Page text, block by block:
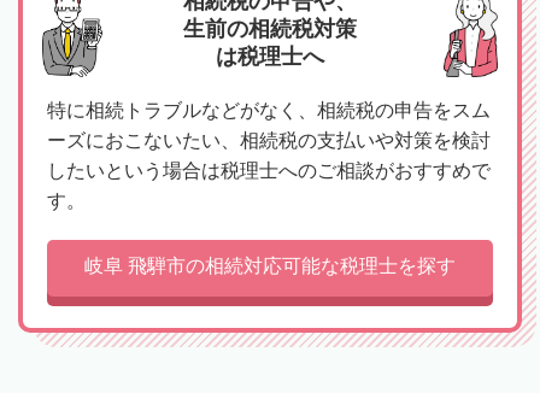
生前の相続税対策
は税理士へ
特に相続トラブルなどがなく、相続税の申告をスム
ーズにおこないたい、相続税の支払いや対策を検討
したいという場合は税理士へのご相談がおすすめで
す。
岐阜 飛騨市の相続対応可能な税理士を探す